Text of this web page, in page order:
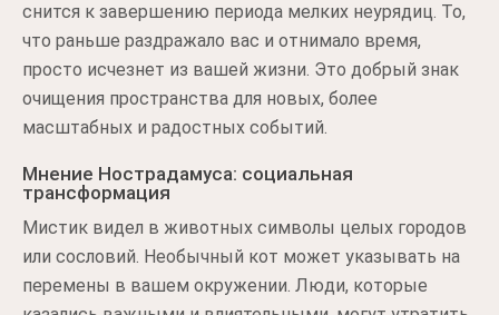
снится к завершению периода мелких неурядиц. То,
что раньше раздражало вас и отнимало время,
просто исчезнет из вашей жизни. Это добрый знак
очищения пространства для новых, более
масштабных и радостных событий.
Мнение Нострадамуса: социальная
трансформация
Мистик видел в животных символы целых городов
или сословий. Необычный кот может указывать на
перемены в вашем окружении. Люди, которые